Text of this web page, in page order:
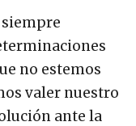
siempre
no estemos
valer nuestro
ante la